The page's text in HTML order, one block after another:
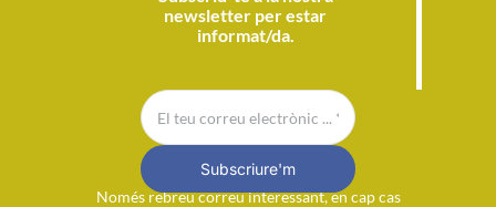
newsletter per estar
informat/da.
Subscriure'm
Només rebreu correu interessant, en cap cas